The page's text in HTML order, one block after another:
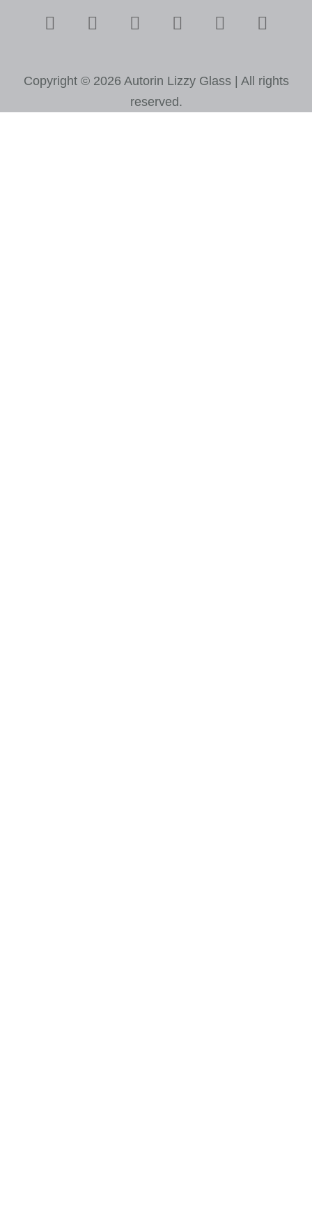
Copyright © 2026 Autorin Lizzy Glass | All rights
reserved.